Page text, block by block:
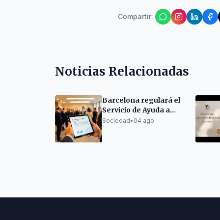
Compartir:
Noticias Relacionadas
Barcelona regulará el
Servicio de Ayuda a
Domicilio para
Sociedad• 04 ago